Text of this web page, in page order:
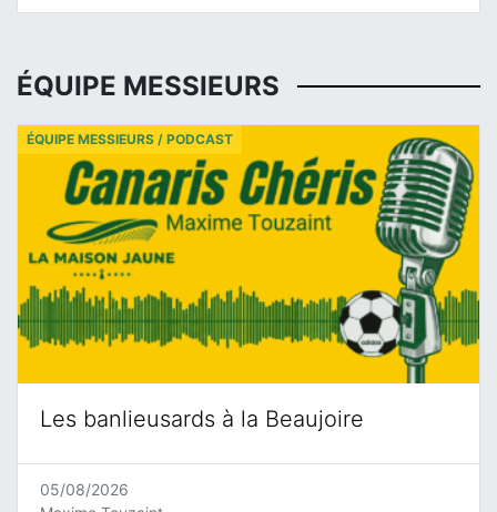
ÉQUIPE MESSIEURS
Les banlieusards à la Beaujoire
ÉQUIPE MESSIEURS / PODCAST
05/08/2026